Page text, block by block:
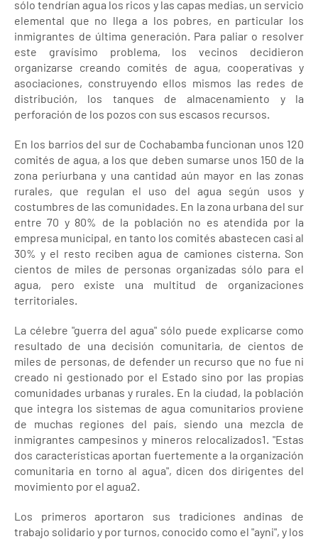
sólo tendrían agua los ricos y las capas medias, un servicio
elemental que no llega a los pobres, en particular los
inmigrantes de última generación. Para paliar o resolver
este gravísimo problema, los vecinos decidieron
organizarse creando comités de agua, cooperativas y
asociaciones, construyendo ellos mismos las redes de
distribución, los tanques de almacenamiento y la
perforación de los pozos con sus escasos recursos.
En los barrios del sur de Cochabamba funcionan unos 120
comités de agua, a los que deben sumarse unos 150 de la
zona periurbana y una cantidad aún mayor en las zonas
rurales, que regulan el uso del agua según usos y
costumbres de las comunidades. En la zona urbana del sur
entre 70 y 80% de la población no es atendida por la
empresa municipal, en tanto los comités abastecen casi al
30% y el resto reciben agua de camiones cisterna. Son
cientos de miles de personas organizadas sólo para el
agua, pero existe una multitud de organizaciones
territoriales.
La célebre "guerra del agua" sólo puede explicarse como
resultado de una decisión comunitaria, de cientos de
miles de personas, de defender un recurso que no fue ni
creado ni gestionado por el Estado sino por las propias
comunidades urbanas y rurales. En la ciudad, la población
que integra los sistemas de agua comunitarios proviene
de muchas regiones del país, siendo una mezcla de
inmigrantes campesinos y mineros relocalizados1. "Estas
dos características aportan fuertemente a la organización
comunitaria en torno al agua", dicen dos dirigentes del
movimiento por el agua2.
Los primeros aportaron sus tradiciones andinas de
trabajo solidario y por turnos, conocido como el "ayni", y los